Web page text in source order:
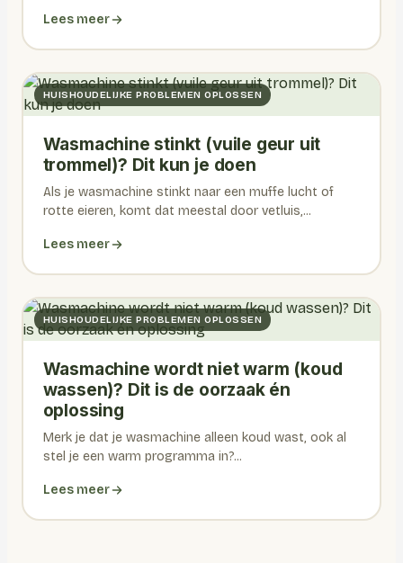
Lees meer
HUISHOUDELIJKE PROBLEMEN OPLOSSEN
Wasmachine stinkt (vuile geur uit
trommel)? Dit kun je doen
Als je wasmachine stinkt naar een muffe lucht of
rotte eieren, komt dat meestal door vetluis,...
Lees meer
HUISHOUDELIJKE PROBLEMEN OPLOSSEN
Wasmachine wordt niet warm (koud
wassen)? Dit is de oorzaak én
oplossing
Merk je dat je wasmachine alleen koud wast, ook al
stel je een warm programma in?...
Lees meer